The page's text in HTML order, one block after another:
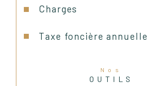
- Parquet massif dans les
chambres
individuel. Chaudière récente.
Charges
Taxe foncière annuelle
Nos
OUTILS